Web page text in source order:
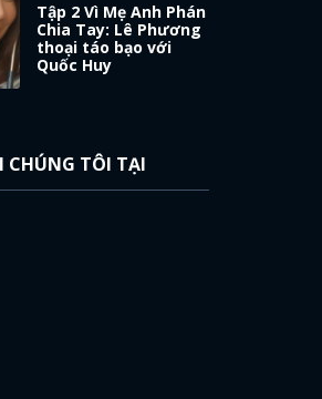
Tập 2 Vì Mẹ Anh Phán
Chia Tay: Lê Phương
thoại táo bạo với
Quốc Huy
CHÚNG TÔI TẠI